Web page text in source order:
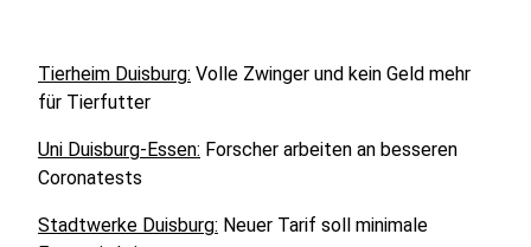
Tierheim Duisburg: Volle Zwinger und kein Geld mehr
für Tierfutter
Uni Duisburg-Essen: Forscher arbeiten an besseren
Coronatests
Stadtwerke Duisburg: Neuer Tarif soll minimale